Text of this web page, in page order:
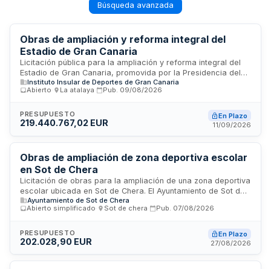
Búsqueda avanzada
Obras de ampliación y reforma integral del
Estadio de Gran Canaria
Licitación pública para la ampliación y reforma integral del
Estadio de Gran Canaria, promovida por la Presidencia del
Instituto Insular de Deportes de Gran Canaria. El proyecto
comprende actuaciones de renovación y mejora de las
presupuesto de más de 219 millones de euros. Las obras
incluyen trabajos generales de construcción, instalaciones
infraestructura deportiva insular.
Instituto Insular de Deportes de Gran Canaria
Abierto
La atalaya Pub. 09/08/2026
PRESUPUESTO
219.440.767,02 EUR
En Plazo
11/09/2026
Obras de ampliación de zona deportiva escolar
en Sot de Chera
Licitación de obras para la ampliación de una zona deportiva
escolar ubicada en Sot de Chera. El Ayuntamiento de Sot de
Chera contrata los trabajos de construcción de instalaciones
deportivas mediante procedimiento abierto simplificado. Las
comprenden la ejecución material de las instalaciones
deportivas según el proyecto redactado.
Ayuntamiento de Sot de Chera
Abierto simplificado
Sot de chera Pub. 07/08/2026
PRESUPUESTO
202.028,90 EUR
En Plazo
27/08/2026